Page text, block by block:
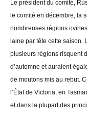
Le président du comité,
le comité en décembre, la
nombreuses régions
laine par tête cette saison.
plusieurs régions risquent
d’automne et auraient
de moutons mis au rebut.
l’État de Victoria, en
et dans la plupart des